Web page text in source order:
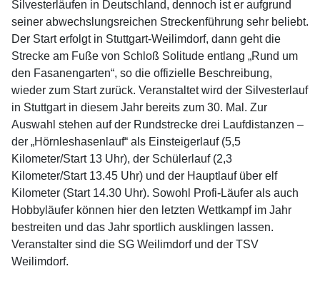
Silvesterläufen in Deutschland, dennoch ist er aufgrund
seiner abwechslungsreichen Streckenführung sehr beliebt.
Der Start erfolgt in Stuttgart-Weilimdorf, dann geht die
Strecke am Fuße von Schloß Solitude entlang „Rund um
den Fasanengarten“, so die offizielle Beschreibung,
wieder zum Start zurück. Veranstaltet wird der Silvesterlauf
in Stuttgart in diesem Jahr bereits zum 30. Mal. Zur
Auswahl stehen auf der Rundstrecke drei Laufdistanzen –
der „Hörnleshasenlauf“ als Einsteigerlauf (5,5
Kilometer/Start 13 Uhr), der Schülerlauf (2,3
Kilometer/Start 13.45 Uhr) und der Hauptlauf über elf
Kilometer (Start 14.30 Uhr). Sowohl Profi-Läufer als auch
Hobbyläufer können hier den letzten Wettkampf im Jahr
bestreiten und das Jahr sportlich ausklingen lassen.
Veranstalter sind die SG Weilimdorf und der TSV
Weilimdorf.